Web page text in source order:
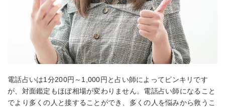
電話占いは1分200円～1,000円と占い師によってピンキリです
が、対面鑑定もほぼ相場が変わりません。電話占い師になること
でより多くの人と接することができ、多くの人を悩みから救うこ